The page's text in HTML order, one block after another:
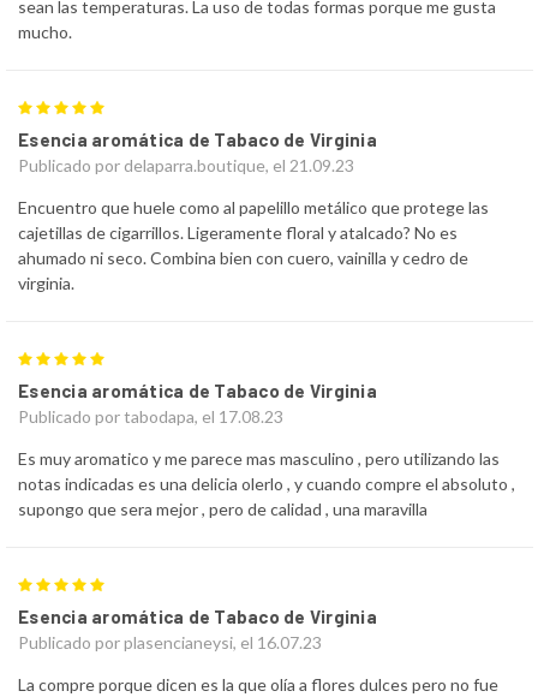
sean las temperaturas. La uso de todas formas porque me gusta
mucho.
Esencia aromática de Tabaco de Virginia
Publicado por delaparra.boutique, el 21.09.23
Encuentro que huele como al papelillo metálico que protege las
cajetillas de cigarrillos. Ligeramente floral y atalcado? No es
ahumado ni seco. Combina bien con cuero, vainilla y cedro de
virginia.
Esencia aromática de Tabaco de Virginia
Publicado por tabodapa, el 17.08.23
Es muy aromatico y me parece mas masculino , pero utilizando las
notas indicadas es una delicia olerlo , y cuando compre el absoluto ,
supongo que sera mejor , pero de calidad , una maravilla
Esencia aromática de Tabaco de Virginia
Publicado por plasencianeysi, el 16.07.23
La compre porque dicen es la que olía a flores dulces pero no fue